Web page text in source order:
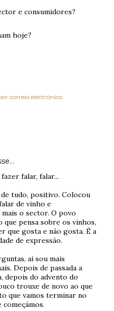
e consumidores?
hoje?
correio electrónico
falar, falar...
de tudo, positivo. Colocou
de vinho e
o sector. O povo
pensa sobre os vinhos,
que gosta e não gosta. É a
de expressão.
aí sou mais
Depois de passada a
depois do advento do
trouxe de novo ao que
que vamos terminar no